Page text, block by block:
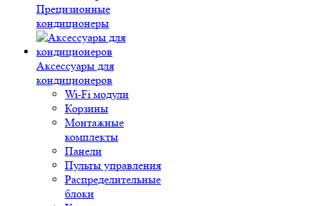
Прецизионные
кондиционеры
Аксессуары для
кондиционеров
Wi-Fi модули
Корзины
Монтажные
комплекты
Панели
Пульты управления
Распределительные
блоки